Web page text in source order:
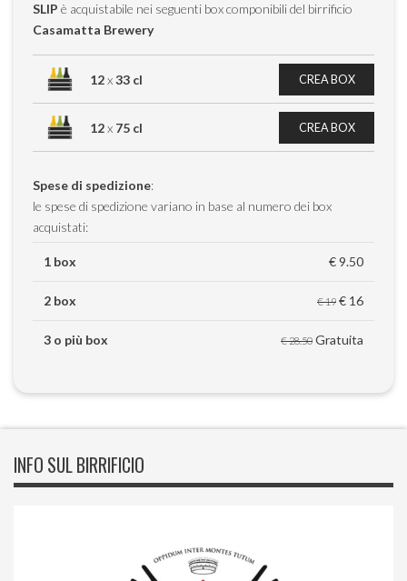
SLIP è acquistabile nei seguenti box componibili del birrificio
Casamatta Brewery
12x33 cl CREA BOX
12x 75 cl CREA BOX
Spese di spedizione:
le spese di spedizione variano in base al numero dei box
acquistati:
1 box € 9.50
2 box € 19 € 16
3 o più box € 28.50 Gratuita
INFO SUL BIRRIFICIO